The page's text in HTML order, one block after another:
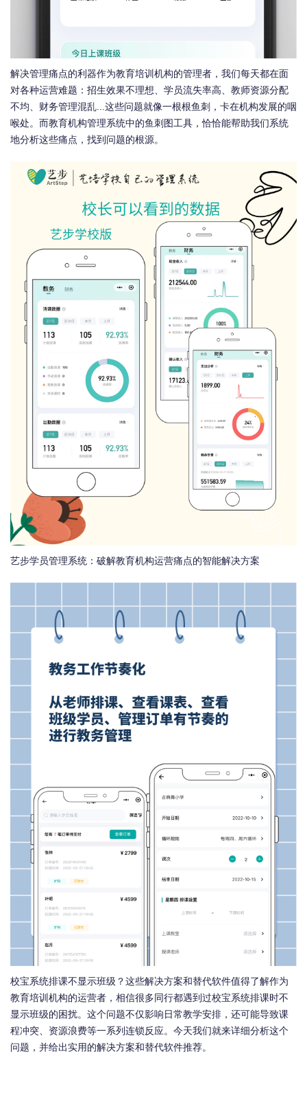
解决管理痛点的利器作为教育培训机构的管理者，我们每天都在面
对各种运营难题：招生效果不理想、学员流失率高、教师资源分配
不均、财务管理混乱...这些问题就像一根根鱼刺，卡在机构发展的咽
喉处。而教育机构管理系统中的鱼刺图工具，恰恰能帮助我们系统
地分析这些痛点，找到问题的根源。
艺步学员管理系统：破解教育机构运营痛点的智能解决方案
校宝系统排课不显示班级？这些解决方案和替代软件值得了解作为
教育培训机构的运营者，相信很多同行都遇到过校宝系统排课时不
显示班级的困扰。这个问题不仅影响日常教学安排，还可能导致课
程冲突、资源浪费等一系列连锁反应。今天我们就来详细分析这个
问题，并给出实用的解决方案和替代软件推荐。